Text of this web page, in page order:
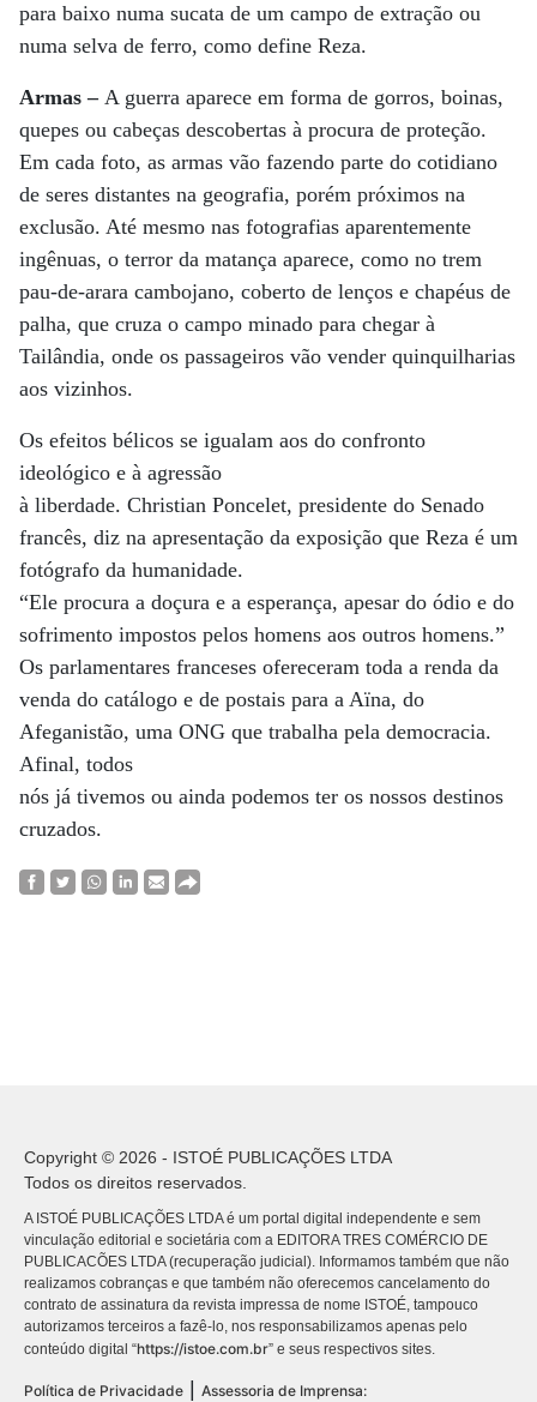
para baixo numa sucata de um campo de extração ou
numa selva de ferro, como define Reza.
Armas – A guerra aparece em forma de gorros, boinas,
quepes ou cabeças descobertas à procura de proteção.
Em cada foto, as armas vão fazendo parte do cotidiano
de seres distantes na geografia, porém próximos na
exclusão. Até mesmo nas fotografias aparentemente
ingênuas, o terror da matança aparece, como no trem
pau-de-arara cambojano, coberto de lenços e chapéus de
palha, que cruza o campo minado para chegar à
Tailândia, onde os passageiros vão vender quinquilharias
aos vizinhos.
Os efeitos bélicos se igualam aos do confronto
ideológico e à agressão
à liberdade. Christian Poncelet, presidente do Senado
francês, diz na apresentação da exposição que Reza é um
fotógrafo da humanidade.
“Ele procura a doçura e a esperança, apesar do ódio e do
sofrimento impostos pelos homens aos outros homens.”
Os parlamentares franceses ofereceram toda a renda da
venda do catálogo e de postais para a Aïna, do
Afeganistão, uma ONG que trabalha pela democracia.
Afinal, todos
nós já tivemos ou ainda podemos ter os nossos destinos
cruzados.
Copyright © 2026 - ISTOÉ PUBLICAÇÕES LTDA
Todos os direitos reservados.
A ISTOÉ PUBLICAÇÕES LTDA é um portal digital independente e sem
vinculação editorial e societária com a EDITORA TRES COMÉRCIO DE
PUBLICACÕES LTDA (recuperação judicial). Informamos também que não
realizamos cobranças e que também não oferecemos cancelamento do
contrato de assinatura da revista impressa de nome ISTOÉ, tampouco
autorizamos terceiros a fazê-lo, nos responsabilizamos apenas pelo
conteúdo digital “https://istoe.com.br” e seus respectivos sites.
Política de Privacidade Assessoria de Imprensa: